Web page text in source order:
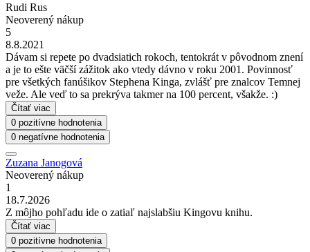
Rudi Rus
Neoverený nákup
5
8.8.2021
Dávam si repete po dvadsiatich rokoch, tentokrát v pôvodnom znení
a je to ešte väčší zážitok ako vtedy dávno v roku 2001. Povinnosť
pre všetkých fanúšikov Stephena Kinga, zvlášť pre znalcov Temnej
veže. Ale veď to sa prekrýva takmer na 100 percent, všakže. :)
Čítať viac
0 pozitívne hodnotenia
0 negatívne hodnotenia
Zuzana Janogová
Neoverený nákup
1
18.7.2026
Z môjho pohľadu ide o zatiaľ najslabšiu Kingovu knihu.
Čítať viac
0 pozitívne hodnotenia